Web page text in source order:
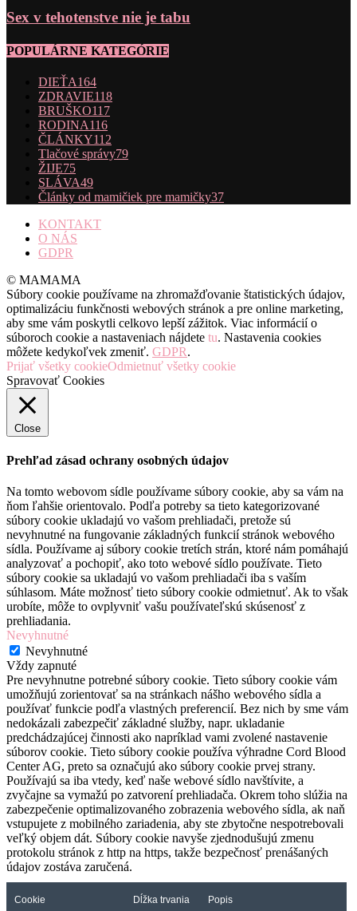
Sex v tehotenstve nie je tabu
POPULÁRNE KATEGÓRIE
DIEŤA164
ZDRAVIE118
BRUŠKO117
RODINA116
ČLÁNKY112
Tlačové správy79
ŽIJE75
SLÁVA49
Články od mamičiek pre mamičky37
KONTAKT
O NÁS
GDPR
© MAMAMA
Súbory cookie používame na zhromažďovanie štatistických údajov,
optimalizáciu funkčnosti webových stránok a pre online marketing,
aby sme vám poskytli celkovo lepší zážitok. Viac informácií o
súboroch cookie a nastaveniach nájdete tu. Nastavenia cookies
môžete kedykoľvek zmeniť. GDPR.
Prijať všetky cookieOdmietnuť všetky cookie
Spravovať Cookies
Close
Prehľad zásad ochrany osobných údajov
Na tomto webovom sídle používame súbory cookie, aby sa vám na
ňom ľahšie orientovalo. Podľa potreby sa tieto kategorizované
súbory cookie ukladajú vo vašom prehliadači, pretože sú
nevyhnutné na fungovanie základných funkcií stránok webového
sídla. Používame aj súbory cookie tretích strán, ktoré nám pomáhajú
analyzovať a pochopiť, ako toto webové sídlo používate. Tieto
súbory cookie sa ukladajú vo vašom prehliadači iba s vaším
súhlasom. Máte možnosť tieto súbory cookie odmietnuť. Ak to však
urobíte, môže to ovplyvniť vašu používateľskú skúsenosť z
prehliadania.
Nevyhnutné
Nevyhnutné
Vždy zapnuté
Pre nevyhnutne potrebné súbory cookie. Tieto súbory cookie vám
umožňujú zorientovať sa na stránkach nášho webového sídla a
používať funkcie podľa vlastných preferencií. Bez nich by sme vám
nedokázali zabezpečiť základné služby, napr. ukladanie
predchádzajúcej činnosti ako napríklad vami zvolené nastavenie
súborov cookie. Tieto súbory cookie používa výhradne Cord Blood
Center AG, preto sa označujú ako súbory cookie prvej strany.
Používajú sa iba vtedy, keď naše webové sídlo navštívite, a
zvyčajne sa vymažú po zatvorení prehliadača. Okrem toho slúžia na
zabezpečenie optimalizovaného zobrazenia webového sídla, ak naň
vstupujete z mobilného zariadenia, aby ste zbytočne nespotrebovali
veľký objem dát. Súbory cookie navyše zjednodušujú zmenu
protokolu stránok z http na https, takže bezpečnosť prenášaných
údajov zostáva zaručená.
Cookie Dĺžka trvania Popis